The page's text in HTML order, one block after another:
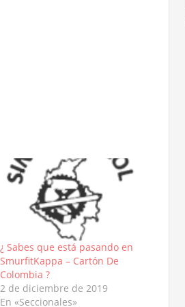
¿ Sabes que está pasando en
SmurfitKappa – Cartón De
Colombia ?
2 de diciembre de 2019
En «Seccionales»